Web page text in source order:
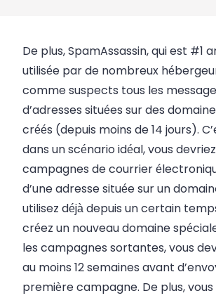
De plus, SpamAssassin, qui est #1
utilisée par de nombreux
comme suspects tous les
d’adresses situées sur des
créés (depuis moins de 14 jours).
dans un scénario idéal, vous
campagnes de courrier
d’une adresse située sur un
utilisez déjà depuis un certain
créez un nouveau domaine
les campagnes sortantes, vous
au moins 12 semaines avant
première campagne. De plus,